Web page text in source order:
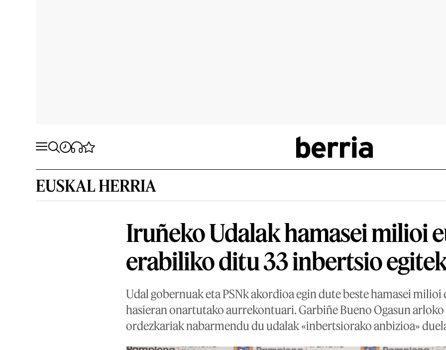
EUSKAL HERRIA
Iruñeko Udalak hamasei milioi
erabiliko ditu 33 inbertsio
Udal gobernuak eta PSNk akordioa egin dute beste hamasei
hasieran onartutako aurrekontuari. Garbiñe Bueno Ogasun
ordezkariak nabarmendu du udalak «inbertsiorako anbizioa»